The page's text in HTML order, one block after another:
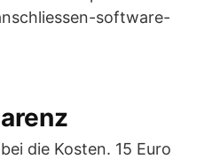
die Kosten. 15 Euro